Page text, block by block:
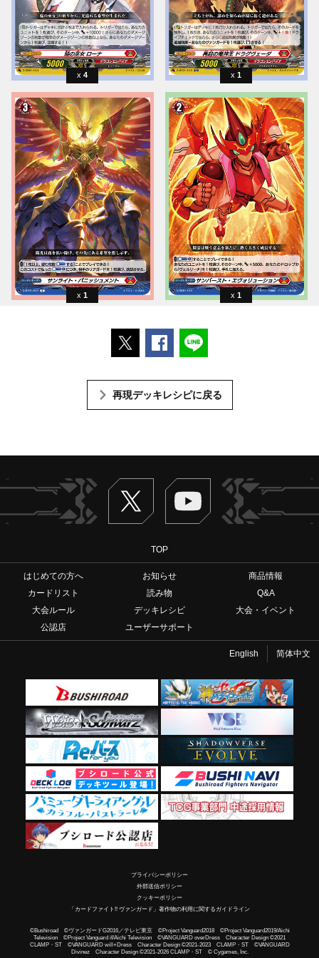
4 1
1 1
ポストするFacebookでシェアする
再現デッキレシピに戻る
Twitter ヴァンガードch
TOP
はじめての方へ お知らせ
商品情報
カードリスト
読み物
Q&A
大会ルール
デッキレシピ
大会・イベント
公認店
ユーザーサポート
English 简体中文
プライバシーポリシー
外部送信ポリシー
クッキーポリシー
「カードファイト!! ヴァンガード」著作物の利用に関するガイドライン
©Bushiroad ©ヴァンガードG2016／テレビ東京 ©Project Vanguard2018 ©Project Vanguard2019/Aichi
Television ©Project Vanguard if/Aichi Television ©VANGUARD overDress Character Design ©2021
CLAMP・ST ©VANGUARD will+Dress Character Design ©2021-2023 CLAMP・ST ©VANGUARD
Divinez Character Design ©2021-2026 CLAMP・ST © Cygames, Inc.